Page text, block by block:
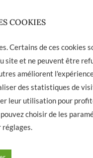
COOKIES
Certains de ces cookies
site et ne peuvent être
améliorent
des statistiques de
leur utilisation pour
choisir de les
réglages.